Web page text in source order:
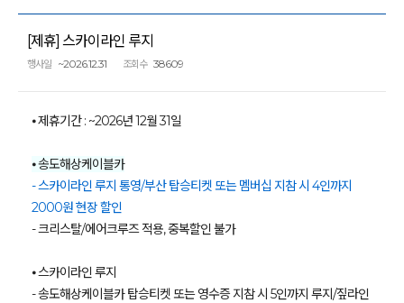
[제휴] 스카이라인 루지
행사일 ~2026.12.31 조회수 38609
⦁ 제휴기간 : ~2026년 12월 31일
⦁ 송도해상케이블카
- 스카이라인 루지 통영/부산 탑승티켓 또는 멤버십 지참 시 4인까지
2000원 현장 할인
- 크리스탈/에어크루즈 적용, 중복할인 불가
⦁ 스카이라인 루지
- 송도해상케이블카 탑승티켓 또는 영수증 지참 시 5인까지 루지/짚라인